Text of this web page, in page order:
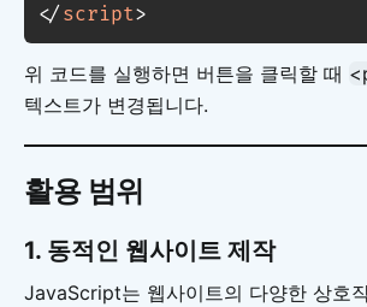
</ script>
위 코드를 실행하면 버튼을 클릭할 때
텍스트가 변경됩니다.
활용 범위
1. 동적인 웹사이트 제작
JavaScript는 웹사이트의 다양한 상호